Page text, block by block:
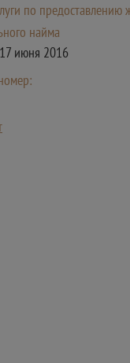
по
найма
июня 2016